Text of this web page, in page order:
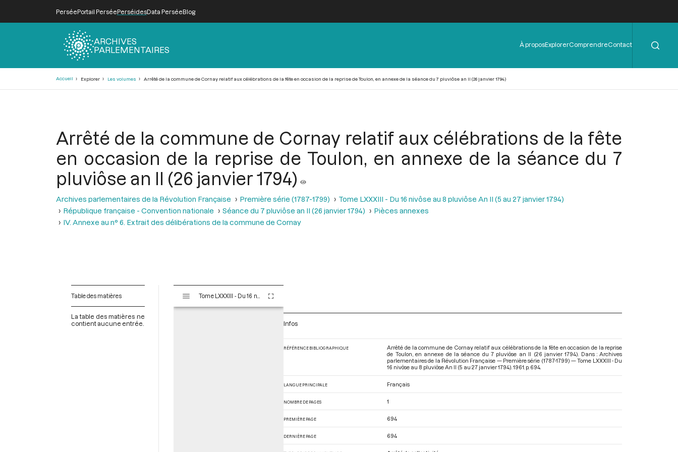
PerséePortail PerséePerséidesData PerséeBlog
ARCHIVES
PARLEMENTAIRES
Menu
de
À proposExplorerComprendreContact
Accueil Explorer Les volumes Arrêté de la commune de Cornay relatif aux célébrations de la fête en occasion de la reprise de Toulon, en annexe de la séance du 7 pluviôse an II (26 janvier 1794)
Arrêté de la commune de Cornay relatif aux célébrations de la fête
en occasion de la reprise de Toulon, en annexe de la séance du 7
pluviôse an II (26 janvier 1794)
Archives parlementaires de la Révolution Française Première série (1787-1799)
Tome LXXXIII - Du 16 nivôse au 8 pluviôse An II (5 au 27 janvier 1794)
République française - Convention nationale
Séance du 7 pluviôse an II (26 janvier 1794)
Pièces annexes
IV. Annexe au n° 6. Extrait des délibérations de la commune de Cornay
Table des matières
La table des matières ne
contient aucune entrée.
s
Infos
RÉFÉRENCE BIBLIOGRAPHIQUE
Arrêté de la commune de Cornay relatif aux célébrations de la fête en occasion de la reprise
de Toulon, en annexe de la séance du 7 pluviôse an II (26 janvier 1794). Dans : Archives
parlementaires de la Révolution Française — Première série (1787-1799) — Tome LXXXIII - Du
16 nivôse au 8 pluviôse An II (5 au 27 janvier 1794) . 1961. p. 694.
LANGUE PRINCIPALE Français
NOMBRE DE PAGES 1
PREMIÈRE PAGE 694
DERNIÈRE PAGE 694